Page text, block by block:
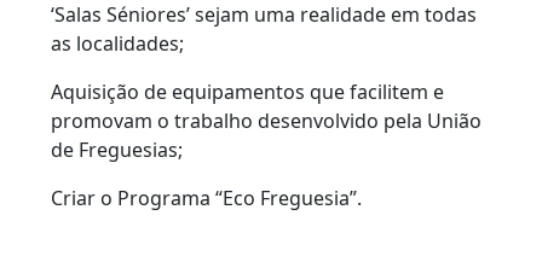
‘Salas Séniores’ sejam uma realidade em todas
as localidades;
Aquisição de equipamentos que facilitem e
promovam o trabalho desenvolvido pela União
de Freguesias;
Criar o Programa “Eco Freguesia”.